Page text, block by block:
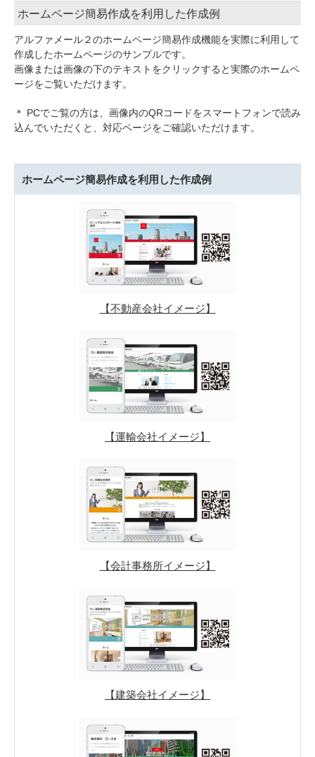
ホームページ簡易作成を利用した作成例
アルファメール２のホームページ簡易作成機能を実際に利用して
作成したホームページのサンプルです。
画像または画像の下のテキストをクリックすると実際のホームペ
ージをご覧いただけます。
＊ PCでご覧の方は、画像内のQRコードをスマートフォンで読み
込んでいただくと、対応ページをご確認いただけます。
ホームページ簡易作成を利用した作成例
【不動産会社イメージ】
【運輸会社イメージ】
【会計事務所イメージ】
【建築会社イメージ】